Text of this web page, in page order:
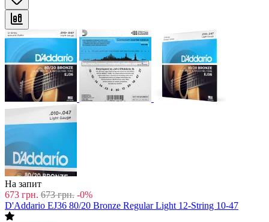
На запит
673 грн. 673 грн. -0%
D'Addario EJ36 80/20 Bronze Regular Light 12-String 10-47